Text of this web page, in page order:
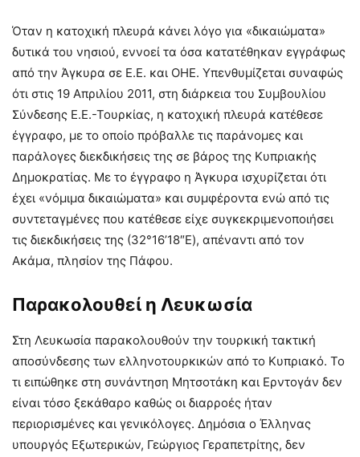
Όταν η κατοχική πλευρά κάνει λόγο για «δικαιώματα»
δυτικά του νησιού, εννοεί τα όσα κατατέθηκαν εγγράφως
από την Άγκυρα σε Ε.Ε. και ΟΗΕ. Υπενθυμίζεται συναφώς
ότι στις 19 Απριλίου 2011, στη διάρκεια του Συμβουλίου
Σύνδεσης Ε.Ε.-Τουρκίας, η κατοχική πλευρά κατέθεσε
έγγραφο, με το οποίο πρόβαλλε τις παράνομες και
παράλογες διεκδικήσεις της σε βάρος της Κυπριακής
Δημοκρατίας. Με το έγγραφο η Άγκυρα ισχυρίζεται ότι
έχει «νόμιμα δικαιώματα» και συμφέροντα ενώ από τις
συντεταγμένες που κατέθεσε είχε συγκεκριμενοποιήσει
τις διεκδικήσεις της (32°16’18″E), απέναντι από τον
Ακάμα, πλησίον της Πάφου.
Παρακολουθεί η Λευκωσία
Στη Λευκωσία παρακολουθούν την τουρκική τακτική
αποσύνδεσης των ελληνοτουρκικών από το Κυπριακό. Το
τι ειπώθηκε στη συνάντηση Μητσοτάκη και Ερντογάν δεν
είναι τόσο ξεκάθαρο καθώς οι διαρροές ήταν
περιορισμένες και γενικόλογες. Δημόσια ο Έλληνας
υπουργός Εξωτερικών, Γεώργιος Γεραπετρίτης, δεν